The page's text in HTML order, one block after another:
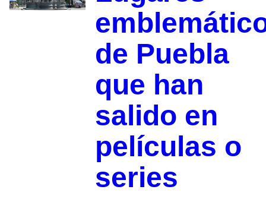
de Puebla
que han
salido en
películas o
series